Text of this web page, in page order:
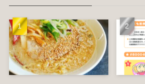
(1)
(5)